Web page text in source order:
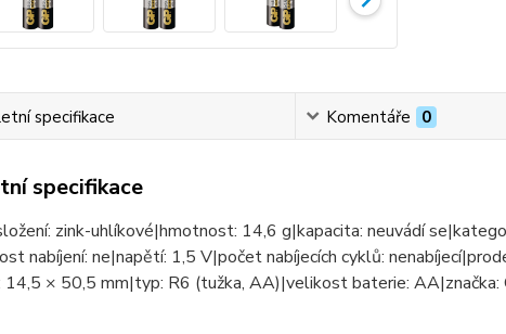
specifikace Komentáře 0
specifikace
zink-uhlíkové|hmotnost: 14,6 g|kapacita: neuvádí
nabíjení: ne|napětí: 1,5 V|počet nabíjecích cyklů:
14,5 × 50,5 mm|typ: R6 (tužka, AA)|velikost baterie: AA|značka: